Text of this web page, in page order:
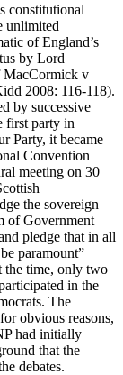
constitutional
unlimited
of England’s
by Lord
MacCormick v
2008: 116-118).
by successive
first party in
Party, it became
Convention
meeting on 30
the sovereign
of Government
pledge that in all
paramount”
the time, only two
in the
The
obvious reasons,
had initially
that the
debates.